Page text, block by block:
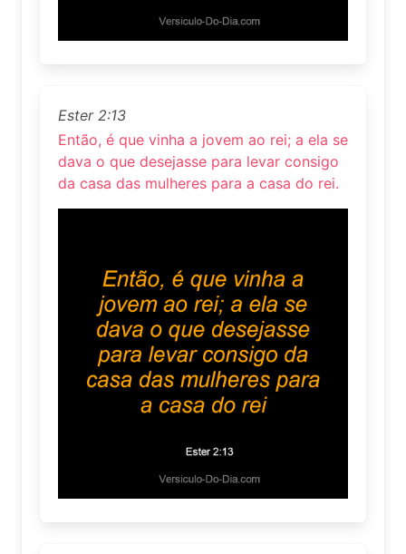
Ester 2:13
Então, é que vinha a jovem ao rei; a ela se
dava o que desejasse para levar consigo
da casa das mulheres para a casa do rei.